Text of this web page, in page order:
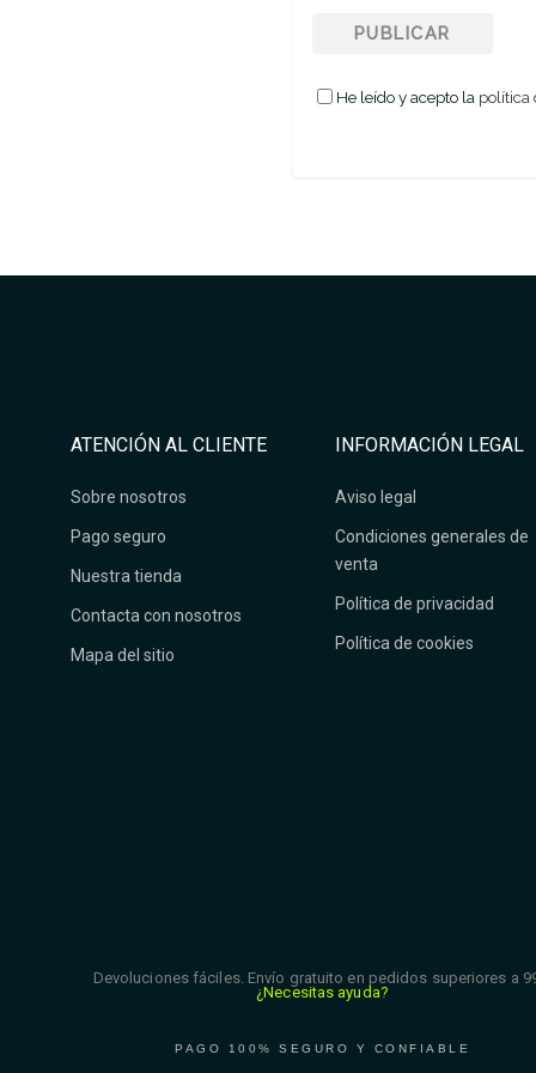
PUBLICAR
He leído y acepto la política
ATENCIÓN AL CLIENTE
Sobre nosotros
Pago seguro
Nuestra tienda
Contacta con nosotros
Mapa del sitio
INFORMACIÓN LEGAL
Aviso legal
Condiciones generales de
venta
Política de privacidad
Política de cookies
Devoluciones fáciles. Envío gratuito en pedidos superiores a
¿Necesitas ayuda?
PAGO 100% SEGURO Y CONFIABLE